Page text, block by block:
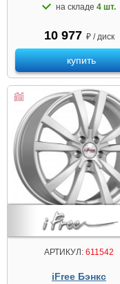
на складе 4 шт.
10 977 ₽ / диск
купить
АРТИКУЛ: 611542
iFree Бэнкс